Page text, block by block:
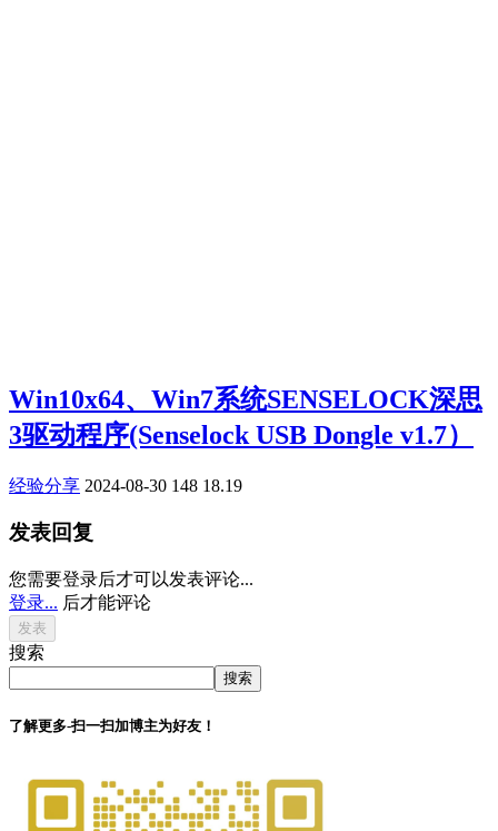
Win10x64、Win7系统SENSELOCK深思
3驱动程序(Senselock USB Dongle v1.7）
经验分享 2024-08-30 148 18.19
发表回复
您需要登录后才可以发表评论...
登录... 后才能评论
搜索
搜索
了解更多-扫一扫加博主为好友！